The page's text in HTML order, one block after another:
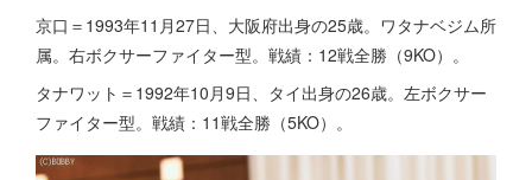
京口＝1993年11月27日、大阪府出身の25歳。ワタナベジム所
属。右ボクサーファイター型。戦績：12戦全勝（9KO）。
タナワット＝1992年10月9日、タイ出身の26歳。左ボクサー
ファイター型。戦績：11戦全勝（5KO）。